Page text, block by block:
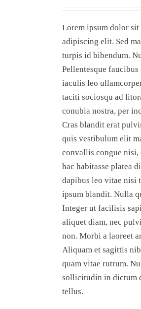
Lorem ipsum dolor sit
adipiscing elit. Sed
turpis id bibendum.
Pellentesque faucibus
iaculis leo
taciti sociosqu ad
conubia nostra, per
Cras blandit erat
quis vestibulum elit
convallis congue
hac habitasse platea
dapibus leo vitae nisi
ipsum blandit. Nulla
Integer ut facilisis
aliquet diam, nec
non. Morbi a laoreet
Aliquam et sagittis
quam vitae rutrum.
sollicitudin in dictum
tellus.